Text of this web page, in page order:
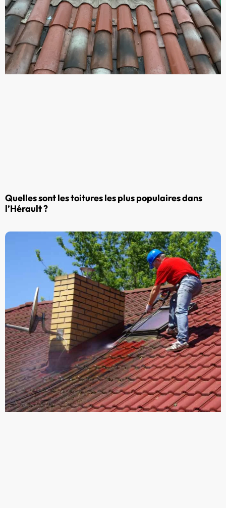
Quelles sont les toitures les plus populaires dans
l’Hérault ?